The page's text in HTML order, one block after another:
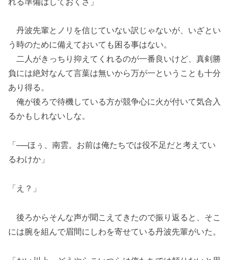
丹波先輩とノリを信じていない訳じゃないが、いざとい
う時のために備えておいても困る事はない。
二人がきっちり抑えてくれるのが一番良いけど、真剣勝
負には絶対なんて言葉は無いから万が一ということも十分
あり得る。
俺が後ろで待機している方が競争心に火が付いて気合入
るかもしれないしな。
「──ほぅ、南雲。お前は俺たちでは役不足だと考えてい
るわけか」
「え？」
後ろからそんな声が聞こえてきたので振り返ると、そこ
には腕を組んで眉間にしわを寄せている丹波先輩がいた。